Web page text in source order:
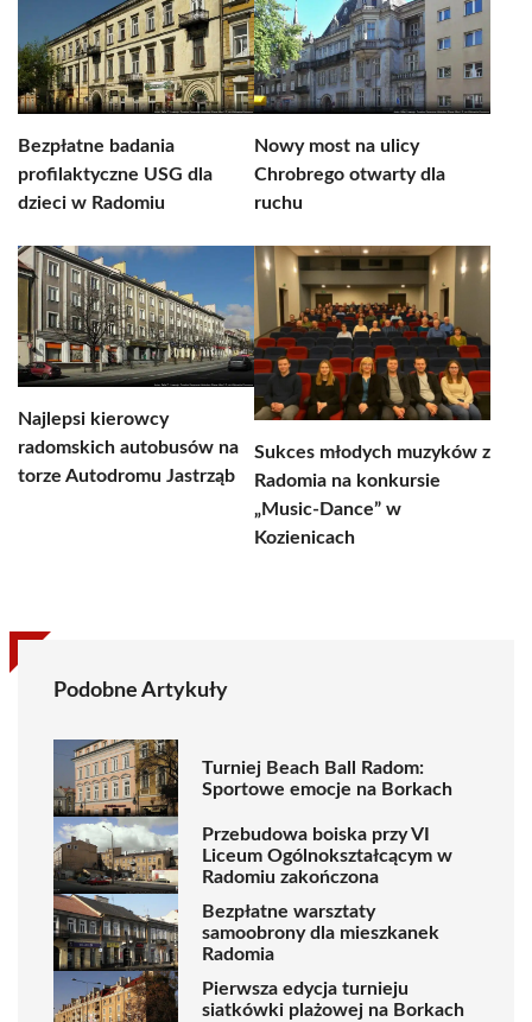
Bezpłatne badania
profilaktyczne USG dla
dzieci w Radomiu
Nowy most na ulicy
Chrobrego otwarty dla
ruchu
Najlepsi kierowcy
radomskich autobusów na
torze Autodromu Jastrząb
Sukces młodych muzyków z
Radomia na konkursie
„Music-Dance” w
Kozienicach
Podobne Artykuły
Turniej Beach Ball Radom:
Sportowe emocje na Borkach
Przebudowa boiska przy VI
Liceum Ogólnokształcącym w
Radomiu zakończona
Bezpłatne warsztaty
samoobrony dla mieszkanek
Radomia
Pierwsza edycja turnieju
siatkówki plażowej na Borkach